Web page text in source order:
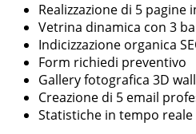
Realizzazione di 5
Vetrina dinamica con 3
Indicizzazione organica
Form richiedi preventivo
Gallery fotografica 3D
Creazione di 5 email
Statistiche in tempo